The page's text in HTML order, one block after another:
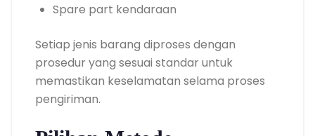
Spare part kendaraan
Setiap jenis barang diproses dengan
prosedur yang sesuai standar untuk
memastikan keselamatan selama proses
pengiriman.